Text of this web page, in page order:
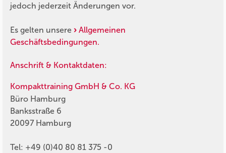
jedoch jederzeit Änderungen vor.
Es gelten unsere
Allgemeinen
Geschäftsbedingungen.
Anschrift & Kontaktdaten:
Kompakttraining GmbH & Co. KG
Büro Hamburg
Banksstraße 6
20097 Hamburg
Tel: +49 (0)40 80 81 375 -0